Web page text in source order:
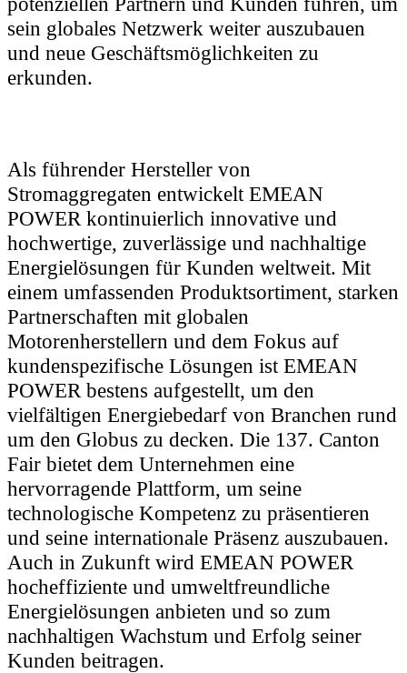
sein globales Netzwerk weiter auszubauen
und neue Geschäftsmöglichkeiten zu
erkunden.
Als führender Hersteller von
Stromaggregaten entwickelt EMEAN
POWER kontinuierlich innovative und
hochwertige, zuverlässige und nachhaltige
Energielösungen für Kunden weltweit. Mit
einem umfassenden Produktsortiment, starken
Partnerschaften mit globalen
Motorenherstellern und dem Fokus auf
kundenspezifische Lösungen ist EMEAN
POWER bestens aufgestellt, um den
vielfältigen Energiebedarf von Branchen rund
um den Globus zu decken. Die 137. Canton
Fair bietet dem Unternehmen eine
hervorragende Plattform, um seine
technologische Kompetenz zu präsentieren
und seine internationale Präsenz auszubauen.
Auch in Zukunft wird EMEAN POWER
hocheffiziente und umweltfreundliche
Energielösungen anbieten und so zum
nachhaltigen Wachstum und Erfolg seiner
Kunden beitragen.